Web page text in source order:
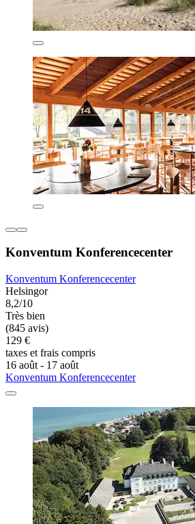
Konventum Konferencecenter
Konventum Konferencecenter
Helsingor
8,2/10
Très bien
(845 avis)
129 €
taxes et frais compris
16 août - 17 août
Konventum Konferencecenter